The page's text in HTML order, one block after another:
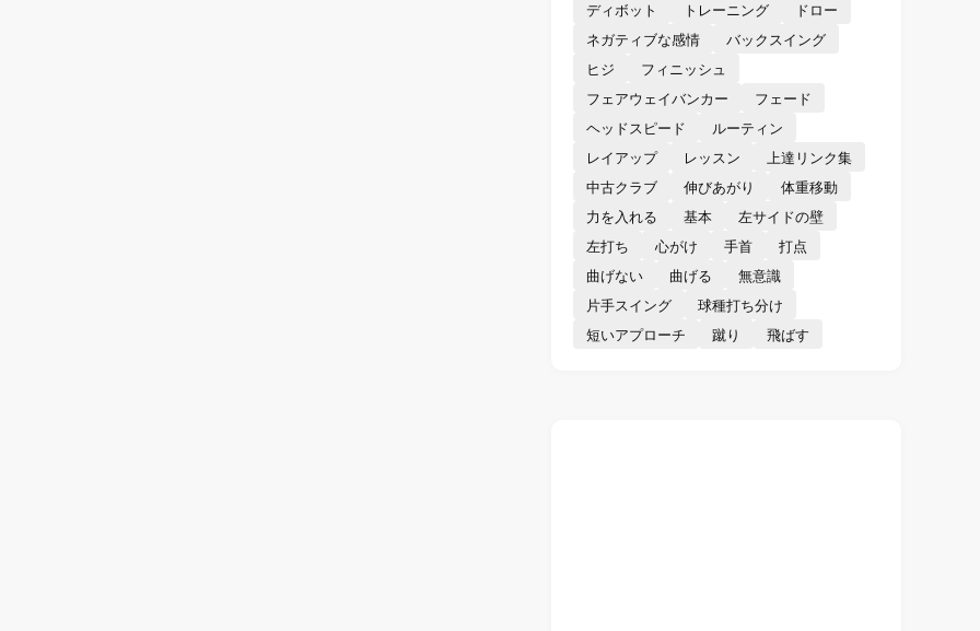
ディボット トレーニング
ドロー
ネガティブな感情
バックスイング
ヒジ
フィニッシュ
フェアウェイバンカー
フェード
ヘッドスピード
ルーティン
レイアップ
レッスン
上達リンク集
中古クラブ
伸びあがり
体重移動
力を入れる
基本
左サイドの壁
左打ち
心がけ 手首
打点
曲げない
曲げる
無意識
片手スイング
球種打ち分け
短いアプローチ
蹴り 飛ばす